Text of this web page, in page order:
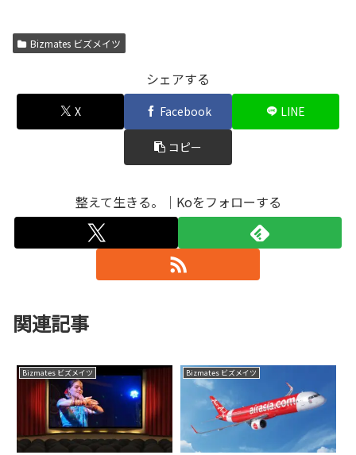
Bizmates ビズメイツ
シェアする
X Facebook LINE
コピー
整えて生きる。｜Koをフォローする
関連記事
Bizmates ビズメイツ Bizmates ビズメイツ